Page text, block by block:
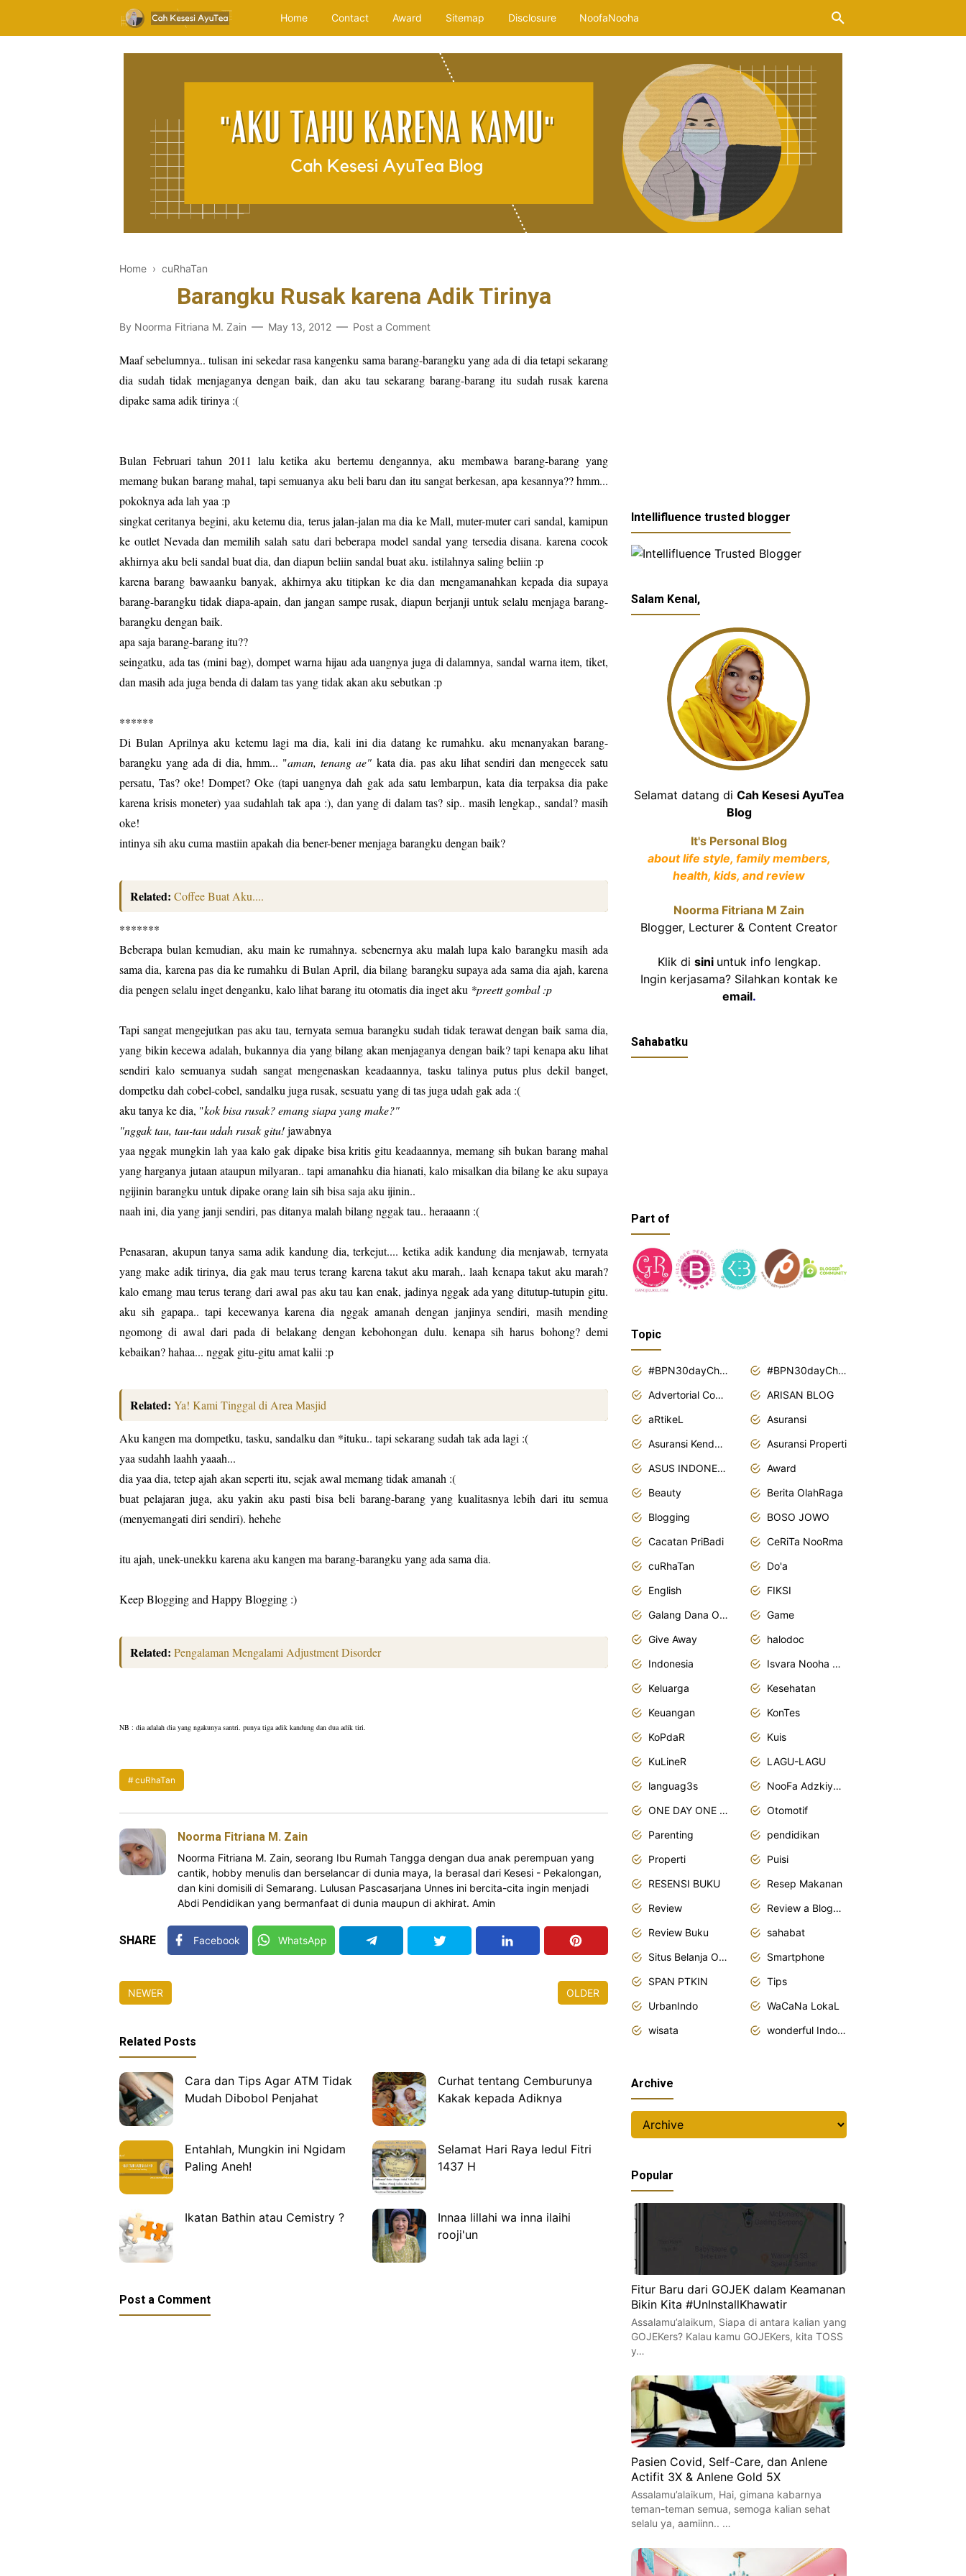
Home Contact Award Sitemap Disclosure NoofaNooha
Home › cuRhaTan
Barangku Rusak karena Adik Tirinya
By Noorma Fitriana M. Zain May 13, 2012 Post a Comment
Maaf sebelumnya.. tulisan ini sekedar rasa kangenku sama barang-barangku yang ada di dia tetapi sekarang
dia sudah tidak menjaganya dengan baik, dan aku tau sekarang barang-barang itu sudah rusak karena
dipake sama adik tirinya :(
Bulan Februari tahun 2011 lalu ketika aku bertemu dengannya, aku membawa barang-barang yang
memang bukan barang mahal, tapi semuanya aku beli baru dan itu sangat berkesan, apa kesannya?? hmm...
pokoknya ada lah yaa :p
singkat ceritanya begini, aku ketemu dia, terus jalan-jalan ma dia ke Mall, muter-muter cari sandal, kamipun
ke outlet Nevada dan memilih salah satu dari beberapa model sandal yang tersedia disana. karena cocok
akhirnya aku beli sandal buat dia, dan diapun beliin sandal buat aku. istilahnya saling beliin :p
karena barang bawaanku banyak, akhirnya aku titipkan ke dia dan mengamanahkan kepada dia supaya
barang-barangku tidak diapa-apain, dan jangan sampe rusak, diapun berjanji untuk selalu menjaga barang-
barangku dengan baik.
apa saja barang-barang itu??
seingatku, ada tas (mini bag), dompet warna hijau ada uangnya juga di dalamnya, sandal warna item, tiket,
dan masih ada juga benda di dalam tas yang tidak akan aku sebutkan :p
******
Di Bulan Aprilnya aku ketemu lagi ma dia, kali ini dia datang ke rumahku. aku menanyakan barang-
barangku yang ada di dia, hmm... "aman, tenang ae" kata dia. pas aku lihat sendiri dan mengecek satu
persatu, Tas? oke! Dompet? Oke (tapi uangnya dah gak ada satu lembarpun, kata dia terpaksa dia pake
karena krisis moneter) yaa sudahlah tak apa :), dan yang di dalam tas? sip.. masih lengkap., sandal? masih
oke!
intinya sih aku cuma mastiin apakah dia bener-bener menjaga barangku dengan baik?
Related: Coffee Buat Aku....
*******
Beberapa bulan kemudian, aku main ke rumahnya. sebenernya aku malah lupa kalo barangku masih ada
sama dia, karena pas dia ke rumahku di Bulan April, dia bilang barangku supaya ada sama dia ajah, karena
dia pengen selalu inget denganku, kalo lihat barang itu otomatis dia inget aku *preett gombal :p
Tapi sangat mengejutkan pas aku tau, ternyata semua barangku sudah tidak terawat dengan baik sama dia,
yang bikin kecewa adalah, bukannya dia yang bilang akan menjaganya dengan baik? tapi kenapa aku lihat
sendiri kalo semuanya sudah sangat mengenaskan keadaannya, tasku talinya putus plus dekil banget,
dompetku dah cobel-cobel, sandalku juga rusak, sesuatu yang di tas juga udah gak ada :(
aku tanya ke dia, "kok bisa rusak? emang siapa yang make?"
"nggak tau, tau-tau udah rusak gitu!jawabnya
yaa nggak mungkin lah yaa kalo gak dipake bisa kritis gitu keadaannya, memang sih bukan barang mahal
yang harganya jutaan ataupun milyaran.. tapi amanahku dia hianati, kalo misalkan dia bilang ke aku supaya
ngijinin barangku untuk dipake orang lain sih bisa saja aku ijinin..
naah ini, dia yang janji sendiri, pas ditanya malah bilang nggak tau.. heraaann :(
Penasaran, akupun tanya sama adik kandung dia, terkejut.... ketika adik kandung dia menjawab, ternyata
yang make adik tirinya, dia gak mau terus terang karena takut aku marah,. laah kenapa takut aku marah?
kalo emang mau terus terang dari awal pas aku tau kan enak, jadinya nggak ada yang ditutup-tutupin gitu.
aku sih gapapa.. tapi kecewanya karena dia nggak amanah dengan janjinya sendiri, masih mending
ngomong di awal dari pada di belakang dengan kebohongan dulu. kenapa sih harus bohong? demi
kebaikan? hahaa... nggak gitu-gitu amat kalii :p
Related: Ya! Kami Tinggal di Area Masjid
Aku kangen ma dompetku, tasku, sandalku dan *ituku.. tapi sekarang sudah tak ada lagi :(
yaa sudahh laahh yaaah...
dia yaa dia, tetep ajah akan seperti itu, sejak awal memang tidak amanah :(
buat pelajaran juga, aku yakin aku pasti bisa beli barang-barang yang kualitasnya lebih dari itu semua
(menyemangati diri sendiri). hehehe
itu ajah, unek-unekku karena aku kangen ma barang-barangku yang ada sama dia.
Keep Blogging and Happy Blogging :)
Related: Pengalaman Mengalami Adjustment Disorder
NB : dia adalah dia yang ngakunya santri. punya tiga adik kandung dan dua adik tiri.
cuRhaTan
Noorma Fitriana M. Zain
Noorma Fitriana M. Zain, seorang Ibu Rumah Tangga dengan dua anak perempuan yang
cantik, hobby menulis dan berselancar di dunia maya, Ia berasal dari Kesesi - Pekalongan,
dan kini domisili di Semarang. Lulusan Pascasarjana Unnes ini bercita-cita ingin menjadi
Abdi Pendidikan yang bermanfaat di dunia maupun di akhirat. Amin
SHARE Facebook WhatsApp
NEWER OLDER
Related Posts
Cara dan Tips Agar ATM Tidak
Mudah Dibobol Penjahat
Curhat tentang Cemburunya
Kakak kepada Adiknya
Entahlah, Mungkin ini Ngidam
Paling Aneh!
Selamat Hari Raya Iedul Fitri
1437 H
Ikatan Bathin atau Cemistry ?
Innaa lillahi wa inna ilaihi
rooji'un
Post a Comment
Intellifluence trusted blogger
Salam Kenal,
Selamat datang di Cah Kesesi AyuTea
Blog
It's Personal Blog
about life style, family members,
health, kids, and review
Noorma Fitriana M Zain
Blogger, Lecturer & Content Creator
Klik di sini untuk info lengkap.
Ingin kerjasama? Silahkan kontak ke
email.
Sahabatku
Part of
Topic
#BPN30dayChallenge2018
#BPN30dayChallenge2019
Advertorial Content
ARISAN BLOG
aRtikeL
Asuransi
Asuransi Kendaraan
Asuransi Properti
ASUS INDONESIA
Award
Beauty
Berita OlahRaga
Blogging
BOSO JOWO
Cacatan PriBadi
CeRiTa NooRma
cuRhaTan
Do'a
English
FIKSI
Galang Dana Online
Game
Give Away
halodoc
Indonesia
Isvara Nooha Mukhbita Zain
Keluarga
Kesehatan
Keuangan
KonTes
KoPdaR
Kuis
KuLineR
LAGU-LAGU
languag3s
NooFa Adzkiya Putri Zain
ONE DAY ONE POST
Otomotif
Parenting
pendidikan
Properti
Puisi
RESENSI BUKU
Resep Makanan
Review
Review a Blogger
Review Buku
sahabat
Situs Belanja Online
Smartphone
SPAN PTKIN
Tips
UrbanIndo
WaCaNa LokaL
wisata
wonderful Indonesia
Archive
Popular
Fitur Baru dari GOJEK dalam Keamanan
Bikin Kita #UnInstallKhawatir
Assalamu’alaikum, Siapa di antara kalian yang
GOJEKers? Kalau kamu GOJEKers, kita TOSS
y…
Pasien Covid, Self-Care, dan Anlene
Actifit 3X & Anlene Gold 5X
Assalamu’alaikum, Hai, gimana kabarnya
teman-teman semua, semoga kalian sehat
selalu ya, aamiinn.. …